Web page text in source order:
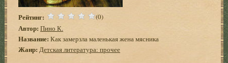
Рейтинг: (0)
Автор: Пино К.
Название: Как замерзла маленькая жена мясника
Жанр: Детская литература: прочее